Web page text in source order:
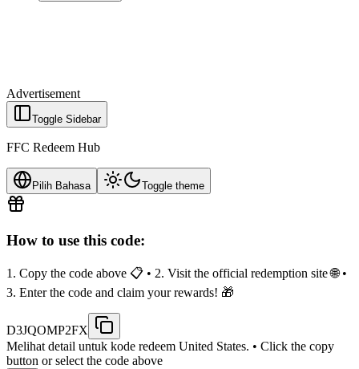
Advertisement
Toggle Sidebar
FFC Redeem Hub
Pilih Bahasa Toggle theme
How to use this code:
1. Copy the code above 📋 • 2. Visit the official redemption site 🌐 •
3. Enter the code and claim your rewards! 🎁
D3JQOMP2FX
Melihat detail untuk kode redeem United States. • Click the copy
button or select the code above